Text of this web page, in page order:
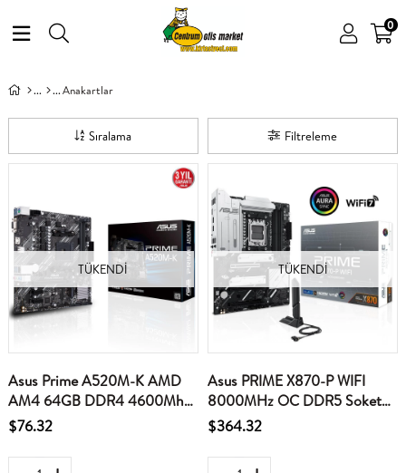
0
Anakartlar
Filtreleme
Sıralama
TÜKENDI
Asus Prime A520M-K AMD
AM4 64GB DDR4 4600Mhz
M2 Vga-Hdmi mATX Anakart
$76.32
TÜKENDI
Asus PRIME X870-P WIFI
8000MHz OC DDR5 Soket
AM5 M.2 HDMI ATX Anakart
$364.32